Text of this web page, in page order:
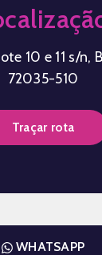
10 e 11 s/n,
72035-510
Traçar rota
WHATSAPP